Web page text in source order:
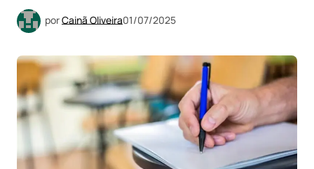
porCainã Oliveira01/07/2025